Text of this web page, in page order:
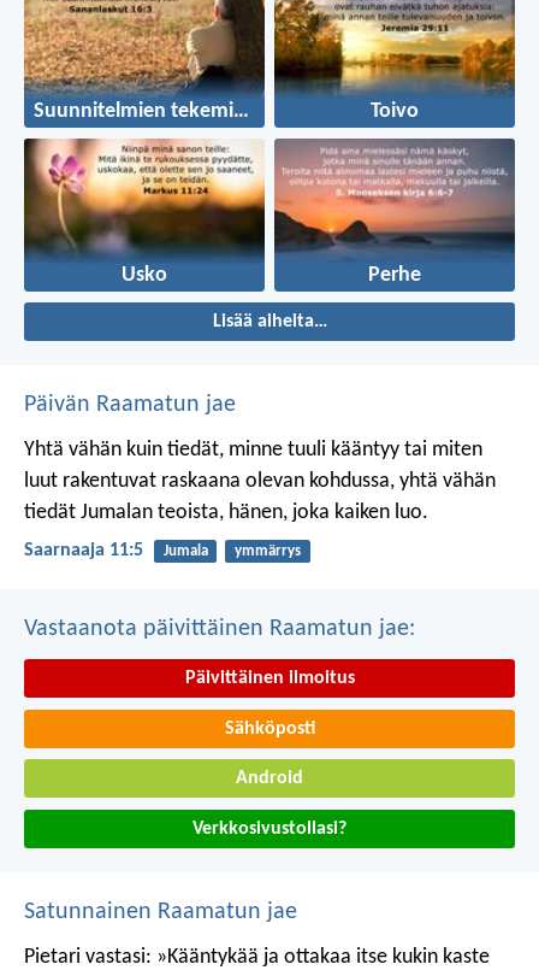
Suunnitelmien tekeminen Toivo
Usko Perhe
Lisää aiheita…
Päivän Raamatun jae
Yhtä vähän kuin tiedät, minne tuuli kääntyy tai miten
luut rakentuvat raskaana olevan kohdussa, yhtä vähän
tiedät Jumalan teoista, hänen, joka kaiken luo.
Saarnaaja 11:5 Jumala ymmärrys
Vastaanota päivittäinen Raamatun jae:
Päivittäinen ilmoitus
Sähköposti
Android
Verkkosivustollasi?
Satunnainen Raamatun jae
Pietari vastasi: »Kääntykää ja ottakaa itse kukin kaste